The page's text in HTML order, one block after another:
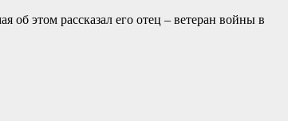
об этом рассказал его отец – ветеран войны в